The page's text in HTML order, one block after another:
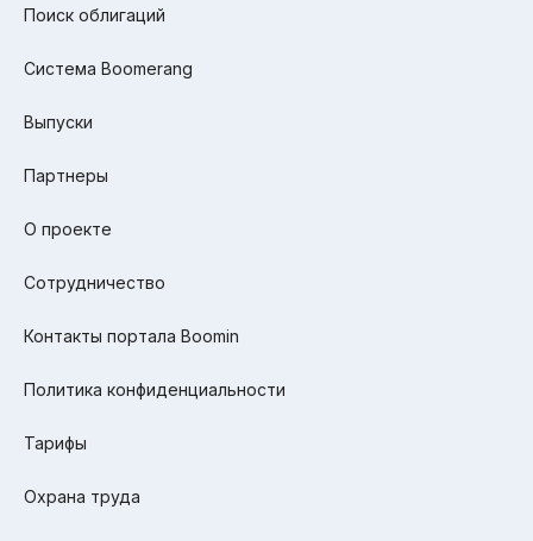
Поиск облигаций
Система Boomerang
Выпуски
Партнеры
О проекте
Сотрудничество
Контакты портала Boomin
Политика конфиденциальности
Тарифы
Охрана труда